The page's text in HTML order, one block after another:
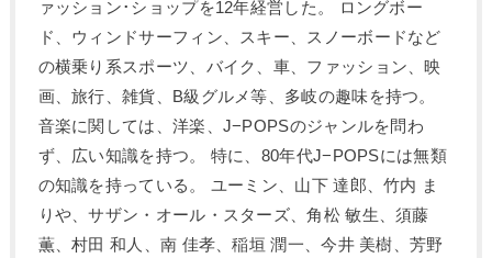
ァッション･ショップを12年経営した。 ロングボー
ド、ウィンドサーフィン、スキー、スノーボードなど
の横乗り系スポーツ、バイク、車、ファッション、映
画、旅行、雑貨、B級グルメ等、多岐の趣味を持つ。
音楽に関しては、洋楽、J−POPSのジャンルを問わ
ず、広い知識を持つ。 特に、80年代J−POPSには無類
の知識を持っている。 ユーミン、山下 達郎、竹内 ま
りや、サザン・オール・スターズ、角松 敏生、須藤
薫、村田 和人、南 佳孝、稲垣 潤一、今井 美樹、芳野